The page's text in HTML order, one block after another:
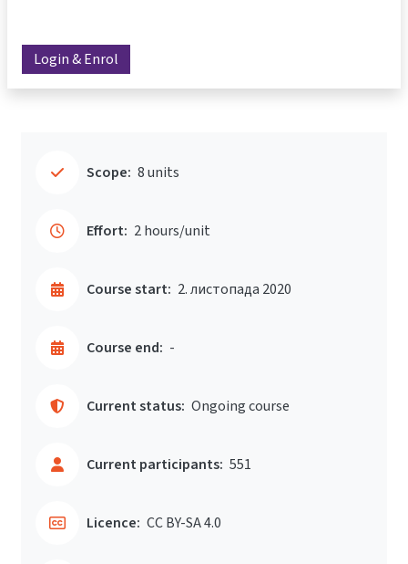
Login & Enrol
Scope: 8 units
Effort: 2 hours/unit
Course start: 2. листопада 2020
Course end: -
Current status: Ongoing course
Current participants: 551
Licence: CC BY-SA 4.0